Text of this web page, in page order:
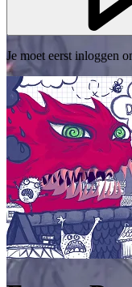
Je moet eerst inloggen